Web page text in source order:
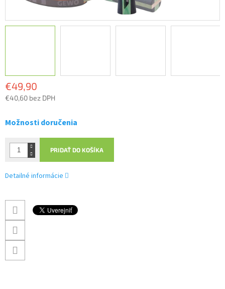
€49,90
€40,60 bez DPH
cena:
Možnosti doručenia
PRIDAŤ DO KOŠÍKA
Detailné informácie